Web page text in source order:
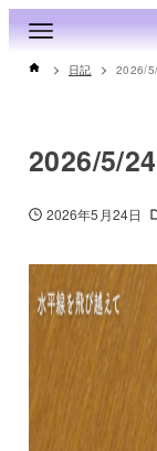
日記 2026/
2026/5/
2026年5月24日